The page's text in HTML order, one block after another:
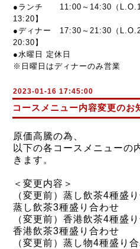
●ランチ 11:00～14:30（
13:20】
●ディナー 17:30～21:30 （
20:30】
●水曜日 定休日
※日曜日はディナーのみ営業
2023-01-16 17:45:00
コースメニュー内容変更のお
原価高騰の為、
以下の各コースメニューの
きます。
＜変更内容＞
（変更前）蒸し飲茶4種盛
蒸し飲茶3種盛り合わせ
（変更前）香港飲茶4種盛
香港飲茶3種盛り合わせ
（変更前）蒸し物4種盛